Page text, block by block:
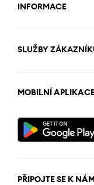
INFORMACE
SLUŽBY
MOBILNÍ
PŘIPOJTE SE K